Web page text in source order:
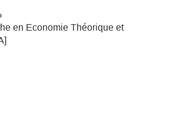
en Economie Théorique et